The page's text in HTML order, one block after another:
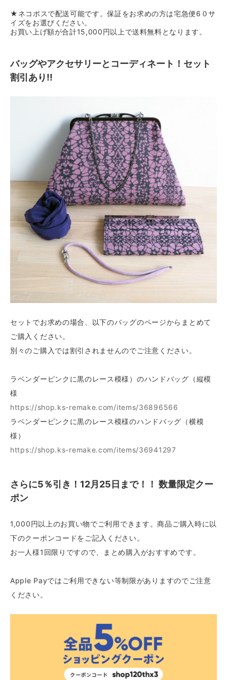
★ネコポスで配送可能です。保証をお求めの方は宅急便6０サ
イズをお選びください。
お買い上げ額が合計15,000円以上で送料無料となります。
バッグやアクセサリーとコーディネート！セット
割引あり!!
セットでお求めの場合、以下のバッグのページからまとめて
ご購入ください。
別々のご購入では割引されませんのでご注意ください。
ラベンダーピンクに黒のレース模様）のハンドバッグ（縦模
様
https://shop.ks-remake.com/items/36896566
ラベンダーピンクに黒のレース模様のハンドバッグ（横模
様）
https://shop.ks-remake.com/items/36941297
さらに5％引き！12月25日まで！！ 数量限定クー
ポン
1,000円以上のお買い物でご利用できます。商品ご購入時に以
下のクーポンコードをご記入ください。
お一人様1回限りですので、まとめ購入がおすすめです。
Apple Payではご利用できない等制限がありますのでご注意
ください。